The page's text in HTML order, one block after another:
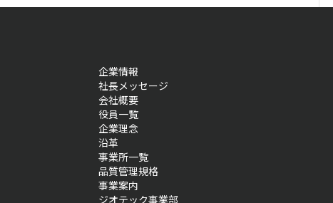
企業情報
社長メッセージ
会社概要
役員一覧
企業理念
沿革
事業所一覧
品質管理規格
事業案内
ジオテック事業部